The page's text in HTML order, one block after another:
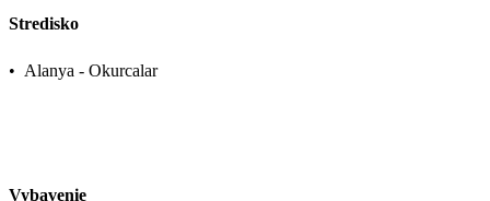
Stredisko
• Alanya - Okurcalar
Vybavenie